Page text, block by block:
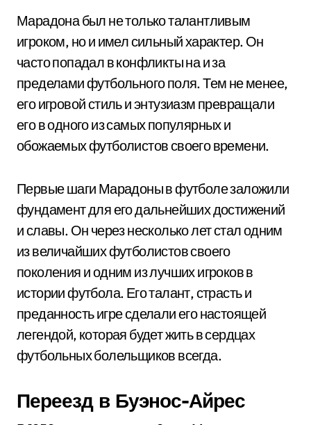
Марадона был не только талантливым
игроком, но и имел сильный характер. Он
часто попадал в конфликты на и за
пределами футбольного поля. Тем не менее,
его игровой стиль и энтузиазм превращали
его в одного из самых популярных и
обожаемых футболистов своего времени.
Первые шаги Марадоны в футболе заложили
фундамент для его дальнейших достижений
и славы. Он через несколько лет стал одним
из величайших футболистов своего
поколения и одним из лучших игроков в
истории футбола. Его талант, страсть и
преданность игре сделали его настоящей
легендой, которая будет жить в сердцах
футбольных болельщиков всегда.
Переезд в Буэнос-Айрес